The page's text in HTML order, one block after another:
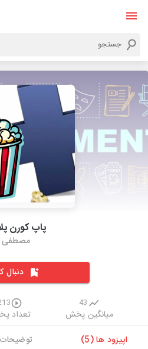
پاپ کورن
مصطفی
دنبال
43
میانگین پخش تعداد
اپیزود ها (5)
توضیحات